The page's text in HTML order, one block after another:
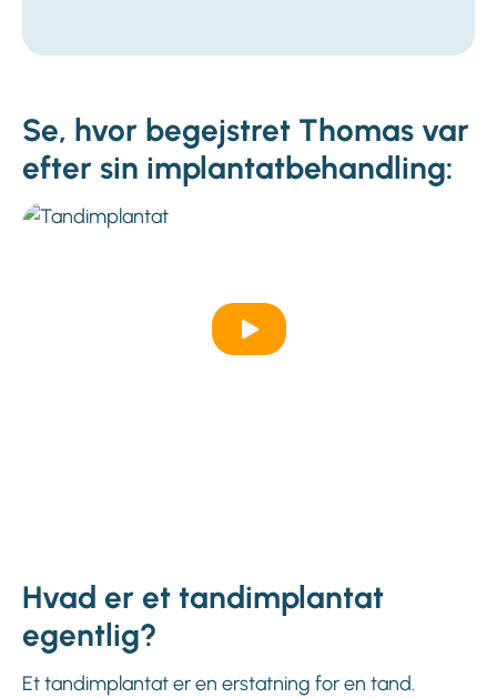
Se, hvor begejstret Thomas var
efter sin implantatbehandling:
Hvad er et tandimplantat
egentlig?
Et tandimplantat er en erstatning for en tand.